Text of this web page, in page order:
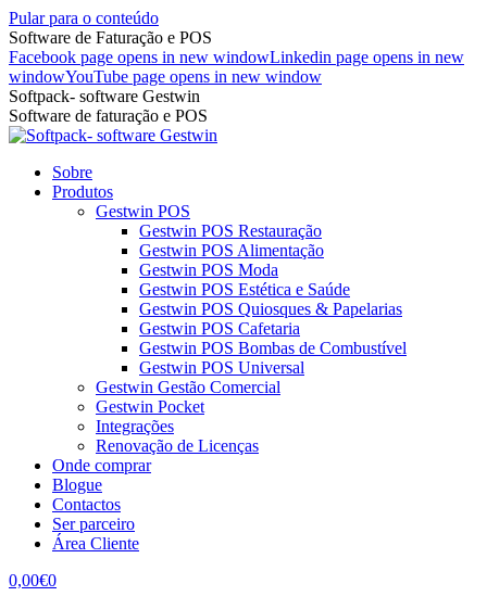
Pular para o conteúdo
Software de Faturação e POS
Facebook page opens in new windowLinkedin page opens in new
windowYouTube page opens in new window
Softpack- software Gestwin
Software de faturação e POS
Sobre
Produtos
Gestwin POS
Gestwin POS Restauração
Gestwin POS Alimentação
Gestwin POS Moda
Gestwin POS Estética e Saúde
Gestwin POS Quiosques & Papelarias
Gestwin POS Cafetaria
Gestwin POS Bombas de Combustível
Gestwin POS Universal
Gestwin Gestão Comercial
Gestwin Pocket
Integrações
Renovação de Licenças
Onde comprar
Blogue
Contactos
Ser parceiro
Área Cliente
0,00€0